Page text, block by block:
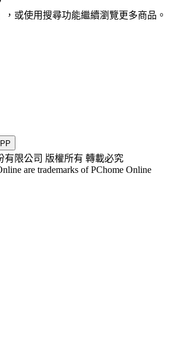
或使用搜尋功能繼續瀏覽更多商品。
有限公司 版權所有 轉載必究
are trademarks of PChome Online